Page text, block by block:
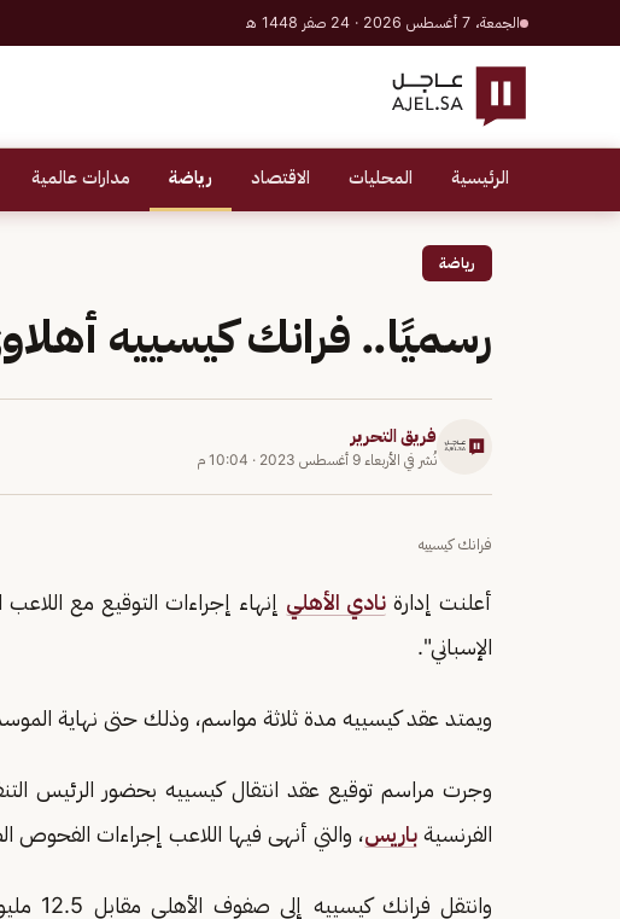
الجمعة، 7 أغسطس 2026 · 24 صفر 1448 هـ
الرئيسية المحليات الاقتصاد رياضة مدارات عالمية
رياضة
رسميًا.. فرانك كيسييه أهلاوي
فريق التحرير
نُشر في الأربعاء 9 أغسطس 2023 · 10:04 م
فرانك كيسييه
أعلنت إدارة نادي الأهلي إنهاء إجراءات التوقيع مع اللاعب
الإسباني".
ويمتد عقد كيسييه مدة ثلاثة مواسم، وذلك حتى نهاية الموسم
وجرت مراسم توقيع عقد انتقال كيسييه بحضور الرئيس
الفرنسية باريس، والتي أنهى فيها اللاعب إجراءات الفحوص
وانتقل فرانك كيسييه إلى صفوف الأهلي مقابل 12.5 مليون يورو، وفقاً لما قاله الصحفي الشهير "